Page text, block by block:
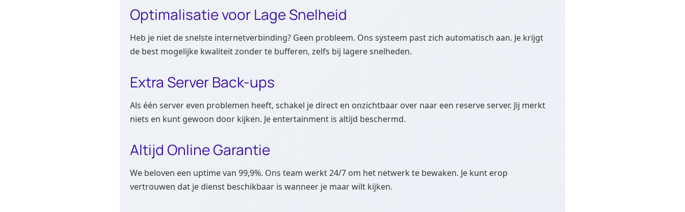
Optimalisatie voor Lage Snelheid
Heb je niet de snelste internetverbinding? Geen probleem. Ons systeem past zich automatisch aan. Je krijgt
de best mogelijke kwaliteit zonder te bufferen, zelfs bij lagere snelheden.
Extra Server Back-ups
Als één server even problemen heeft, schakel je direct en onzichtbaar over naar een reserve server. Jij merkt
niets en kunt gewoon door kijken. Je entertainment is altijd beschermd.
Altijd Online Garantie
We beloven een uptime van 99,9%. Ons team werkt 24/7 om het netwerk te bewaken. Je kunt erop
vertrouwen dat je dienst beschikbaar is wanneer je maar wilt kijken.